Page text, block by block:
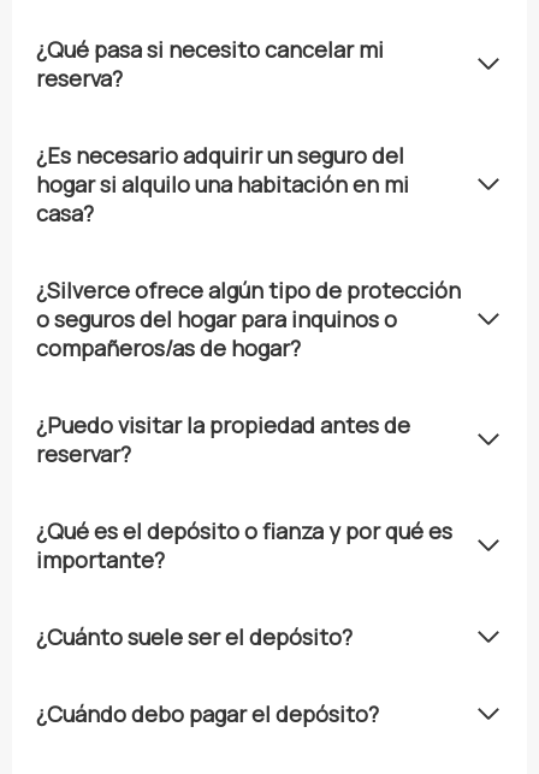
¿Qué pasa si necesito cancelar mi
reserva?
¿Es necesario adquirir un seguro del
hogar si alquilo una habitación en mi
casa?
¿Silverce ofrece algún tipo de protección
o seguros del hogar para inquinos o
compañeros/as de hogar?
¿Puedo visitar la propiedad antes de
reservar?
¿Qué es el depósito o fianza y por qué es
importante?
¿Cuánto suele ser el depósito?
¿Cuándo debo pagar el depósito?